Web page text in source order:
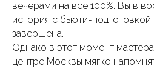
вечерами на все 100%. Вы в
история с бьюти-
завершена.
Однако в этот момент
центре Москвы мягко